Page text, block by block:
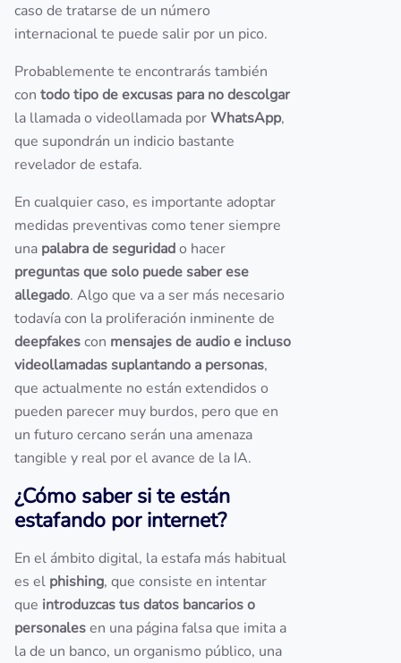
caso de tratarse de un número
internacional te puede salir por un pico.
Probablemente te encontrarás también
con todo tipo de excusas para no descolgar
la llamada o videollamada porWhatsApp,
que supondrán un indicio bastante
revelador de estafa.
En cualquier caso, es importante adoptar
medidas preventivas como tener siempre
una palabra de seguridado hacer
preguntas que solo puede saber ese
allegado. Algo que va a ser más necesario
todavía con la proliferación inminente de
deepfakescon mensajes de audio e incluso
videollamadas suplantando a personas,
que actualmente no están extendidos o
pueden parecer muy burdos, pero que en
un futuro cercano serán una amenaza
tangible y real por el avance de la IA.
¿Cómo saber si te están
estafando por internet?
En el ámbito digital, la estafa más habitual
es el phishing, que consiste en intentar
que introduzcas tus datos bancarios o
personalesen una página falsa que imita a
la de un banco, un organismo público, una